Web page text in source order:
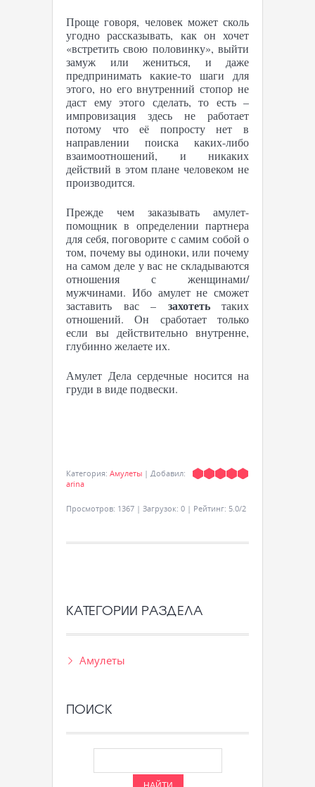
Проще говоря, человек может сколь
угодно рассказывать, как он хочет
«встретить свою половинку», выйти
замуж или жениться, и даже
предпринимать какие-то шаги для
этого, но его внутренний стопор не
даст ему этого сделать, то есть –
импровизация здесь не работает
потому что её попросту нет в
направлении поиска каких-либо
взаимоотношений, и никаких
действий в этом плане человеком не
производится.
Прежде чем заказывать амулет-
помощник в определении партнера
для себя, поговорите с самим собой о
том, почему вы одиноки, или почему
на самом деле у вас не складываются
отношения с женщинами/
мужчинами. Ибо амулет не сможет
заставить вас – захотетьтаких
отношений. Он сработает только
если вы действительно внутренне,
глубинно желаете их.
Амулет Дела сердечные носится на
груди в виде подвески.
Категория: Амулеты | Добавил:
arina
Просмотров: 1367 | Загрузок: 0 | Рейтинг: 5.0/2
КАТЕГОРИИ РАЗДЕЛА
Амулеты
ПОИСК